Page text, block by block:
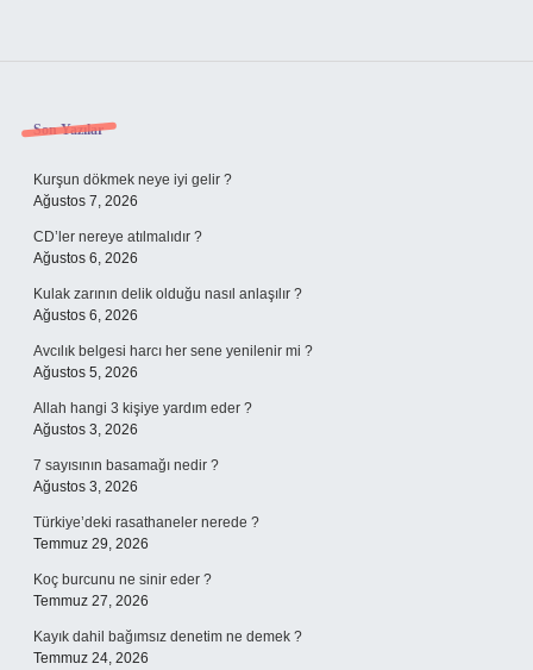
Sidebar
Son Yazılar
Kurşun dökmek neye iyi gelir ?
Ağustos 7, 2026
CD’ler nereye atılmalıdır ?
Ağustos 6, 2026
Kulak zarının delik olduğu nasıl anlaşılır ?
Ağustos 6, 2026
Avcılık belgesi harcı her sene yenilenir mi ?
Ağustos 5, 2026
Allah hangi 3 kişiye yardım eder ?
Ağustos 3, 2026
7 sayısının basamağı nedir ?
Ağustos 3, 2026
Türkiye’deki rasathaneler nerede ?
Temmuz 29, 2026
Koç burcunu ne sinir eder ?
Temmuz 27, 2026
Kayık dahil bağımsız denetim ne demek ?
Temmuz 24, 2026